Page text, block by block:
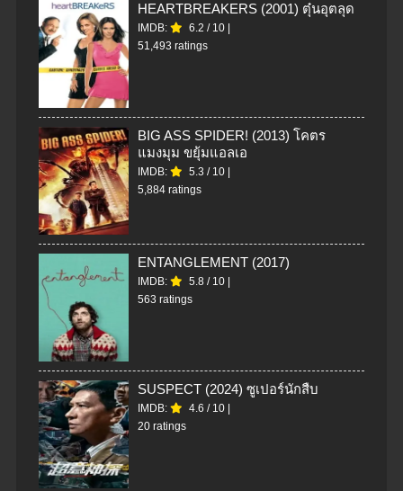
HEARTBREAKERS (2001) ตุ๋นอุตลุด
IMDB: 6.2 / 10
51,493 ratings
BIG ASS SPIDER! (2013) โคตร
แมงมุม ขยุ้มแอลเอ
IMDB: 5.3 / 10
5,884 ratings
ENTANGLEMENT (2017)
IMDB: 5.8 / 10
563 ratings
SUSPECT (2024) ซูเปอร์นักสืบ
IMDB: 4.6 / 10
20 ratings